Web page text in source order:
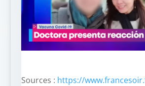
Sources : https://